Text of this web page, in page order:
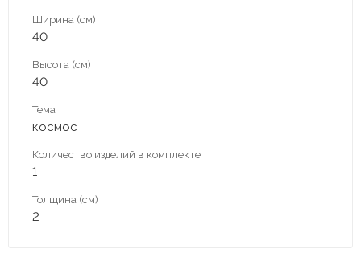
Ширина (см)
40
Высота (см)
40
Тема
космос
Количество изделий в комплекте
1
Толщина (см)
2